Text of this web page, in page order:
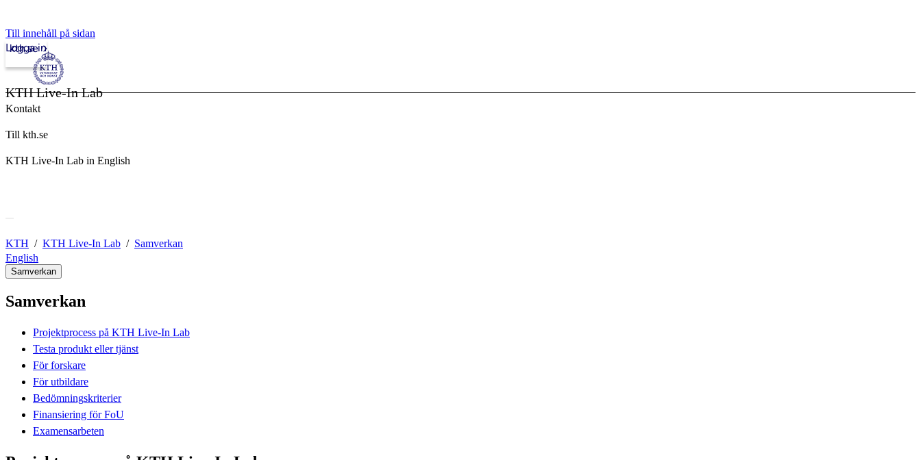
Till innehåll på sidan
kth.se
Logga in
KTH Live-In Lab
Kontakt
Till kth.se
KTH Live-In Lab in English
KTH KTH Live-In Lab
Samverkan
English
Samverkan
Samverkan
Projektprocess på KTH Live-In Lab
Testa produkt eller tjänst
För forskare
För utbildare
Bedömningskriterier
Finansiering för FoU
Examensarbeten